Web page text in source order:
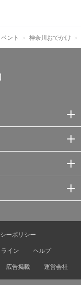
ント 神奈川おでかけ
ーポリシー
イン
ヘルプ
広告掲載 運営会社